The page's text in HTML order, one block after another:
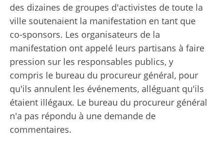
des dizaines de groupes d'activistes de toute la
ville soutenaient la manifestation en tant que
co-sponsors. Les organisateurs de la
manifestation ont appelé leurs partisans à faire
pression sur les responsables publics, y
compris le bureau du procureur général, pour
qu'ils annulent les événements, alléguant qu'ils
étaient illégaux. Le bureau du procureur général
n'a pas répondu à une demande de
commentaires.